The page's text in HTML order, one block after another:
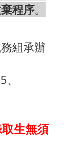
程序。
組承辦
生無須